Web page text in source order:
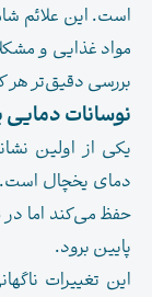
است. این علائم
مواد غذایی و
بررسی دقیق‌تر هر
نوسانات
یکی از اولین
دمای یخچال
حفظ می‌کند اما در
پایین برود.
این تغییرات